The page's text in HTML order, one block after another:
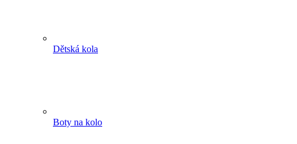
Dětská kola
Boty na kolo